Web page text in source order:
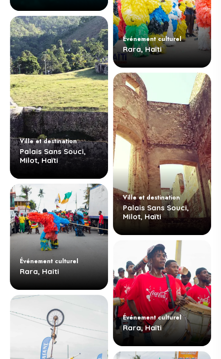
Événement culturel
Rara, Haïti
Ville et destination
Palais Sans Souci,
Milot, Haïti
Ville et destination
Palais Sans Souci,
Milot, Haïti
Événement culturel
Rara, Haiti
Événement culturel
Rara, Haïti